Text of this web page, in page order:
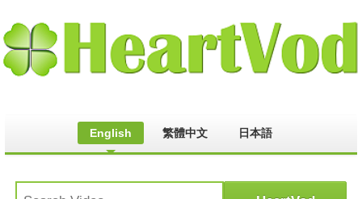
English 繁體中文 日本語